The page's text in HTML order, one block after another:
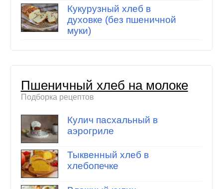
Кукурузный хлеб в
духовке (без пшеничной
муки)
Пшеничный хлеб на молоке
Подборка рецептов
Кулич пасхальный в
аэрогриле
Тыквенный хлеб в
хлебопечке